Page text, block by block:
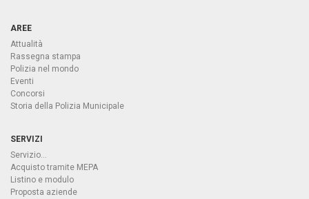
AREE
Attualità
Rassegna stampa
Polizia nel mondo
Eventi
Concorsi
Storia della Polizia Municipale
SERVIZI
Servizio...
Acquisto tramite MEPA
Listino e modulo
Proposta aziende